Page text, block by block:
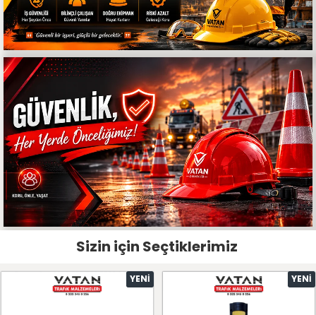
Sizin için Seçtiklerimiz
YENI YENI